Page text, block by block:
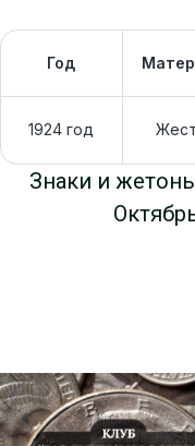
Год
1924 год
Знаки и